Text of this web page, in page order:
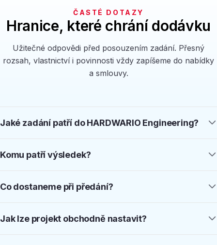
ČASTÉ DOTAZY
Hranice, které chrání dodávku
Užitečné odpovědi před posouzením zadání. Přesný
rozsah, vlastnictví i povinnosti vždy zapíšeme do nabídky
a smlouvy.
Jaké zadání patří do HARDWARIO Engineering?
Komu patří výsledek?
Co dostaneme při předání?
Jak lze projekt obchodně nastavit?